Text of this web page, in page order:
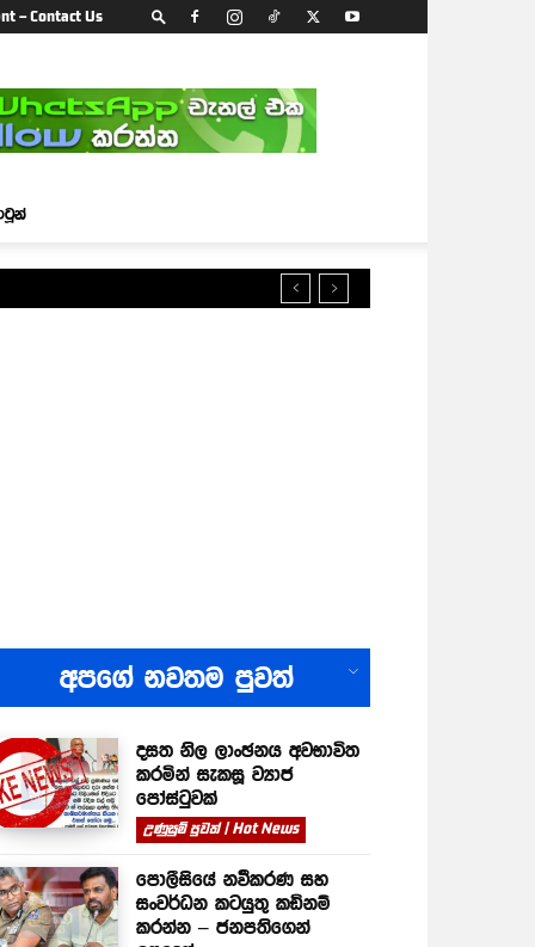
– Contact Us
අපගේ නවතම පුවත්
දසත නිල ලාංඡනය අවභාවිත
කරමින් සැකසූ ව්‍යාජ
පෝස්ටුවක්
උණුසුම් පුවත් | Hot News
පොලීසියේ නවීකරණ සහ
සංවර්ධන කටයුතු කඩිනම්
කරන්න – ජනපතිගෙන්